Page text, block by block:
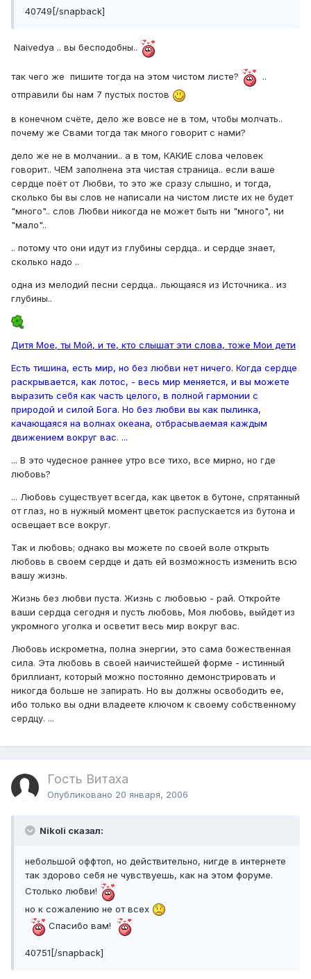
40749[/snapback]
Naivedya .. вы бесподобны..
так чего же пишите тогда на этом чистом листе?
..
отправили бы нам 7 пустых постов
в конечном счёте, дело же вовсе не в том, чтобы молчать..
почему же Свами тогда так много говорит с нами?
дело же не в молчании.. а в том, КАКИЕ слова человек
говорит.. ЧЕМ заполнена эта чистая страница.. если ваше
сердце поёт от Любви, то это же сразу слышно, и тогда,
сколько бы вы слов не написали на чистом листе их не будет
"много".. слов Любви никогда не может быть ни "много", ни
"мало"..
.. потому что они идут из глубины сердца.. и сердце знает,
сколько надо ..
одна из мелодий песни сердца.. льющаяся из Источника.. из
глубины..
Дитя Мое, ты Мой, и те, кто слышат эти слова, тоже Мои дети
Есть тишина, есть мир, но без любви нет ничего. Когда сердце
раскрывается, как лотос, - весь мир меняется, и вы можете
выразить себя как часть целого, в полной гармонии с
природой и силой Бога. Но без любви вы как пылинка,
качающаяся на волнах океана, отбрасываемая каждым
движением вокруг вас. ...
... В это чудесное раннее утро все тихо, все мирно, но где
любовь?
... Любовь существует всегда, как цветок в бутоне, спрятанный
от глаз, но в нужный момент цветок распускается из бутона и
освещает все вокруг.
Так и любовь; однако вы можете по своей воле открыть
любовь в своем сердце и дать ей возможность изменить всю
вашу жизнь.
Жизнь без любви пуста. Жизнь с любовью - рай. Откройте
ваши сердца сегодня и пусть любовь, Моя любовь, выйдет из
укромного уголка и осветит весь мир вокруг вас.
Любовь искрометна, полна энергии, это сама божественная
сила. Эта любовь в своей наичистейшей форме - истинный
бриллиант, который можно постоянно демонстрировать и
никогда больше не запирать. Но вы должны освободить ее,
ибо только вы одни владеете ключом к своему собственному
сердцу. ...
Гость Витаха
Опубликовано 20 января, 2006
Nikoli сказал:
небольшой оффтоп, но действительно, нигде в интернете
так здорово себя не чувствуешь, как на этом форуме.
Столько любви!
но к сожалению не от всех
Спасибо вам!
40751[/snapback]